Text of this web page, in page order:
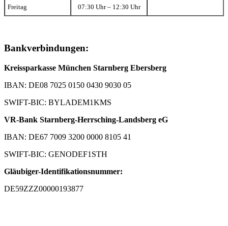
Freitag 07:30 Uhr – 12:30 Uhr
Bankverbindungen:
Kreissparkasse München Starnberg Ebersberg
IBAN: DE08 7025 0150 0430 9030 05
SWIFT-BIC: BYLADEM1KMS
VR-Bank Starnberg-Herrsching-Landsberg eG
IBAN: DE67 7009 3200 0000 8105 41
SWIFT-BIC: GENODEF1STH
Gläubiger-Identifikationsnummer:
DE59ZZZ00000193877